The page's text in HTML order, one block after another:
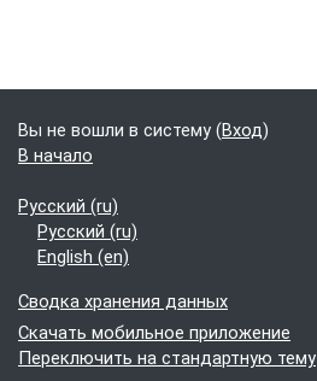
Вы не вошли в систему (Вход)
В начало
Русский ‎(ru)‎
Русский ‎(ru)‎
English ‎(en)‎
Сводка хранения данных
Скачать мобильное приложение
Переключить на стандартную тему